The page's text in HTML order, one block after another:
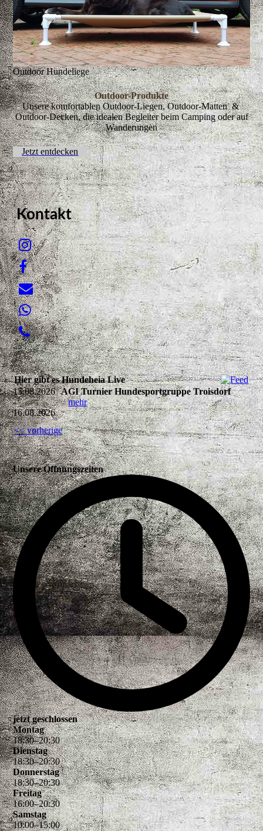
Outdoor Hundeliege
Outdoor-Produkte
Unsere komfortablen Outdoor-Liegen, Outdoor-Matten &
Outdoor-Decken, die idealen Begleiter beim Camping oder auf
Wanderungen
Jetzt entdecken
Kontakt
Hier gibt es Hundeheia Live
15.08.2026
-
16.08.2026
AGI Turnier Hundesportgruppe Troisdorf
mehr
<< vorherige
Unsere Öffnungszeiten
jetzt geschlossen
Montag
18:30–20:30
Dienstag
18:30–20:30
Donnerstag
18:30–20:30
Freitag
16:00–20:30
Samstag
10:00–15:00